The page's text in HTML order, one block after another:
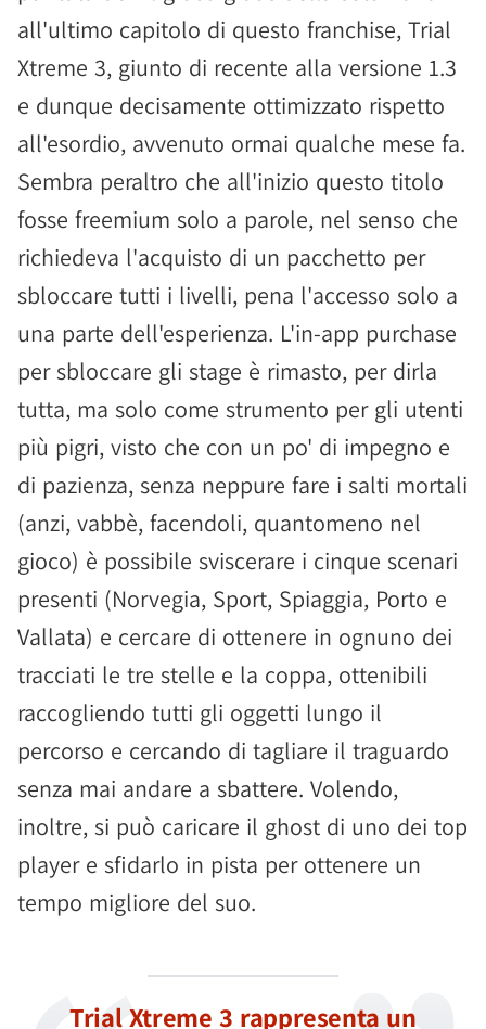
all'ultimo capitolo di questo franchise, Trial
Xtreme 3, giunto di recente alla versione 1.3
e dunque decisamente ottimizzato rispetto
all'esordio, avvenuto ormai qualche mese fa.
Sembra peraltro che all'inizio questo titolo
fosse freemium solo a parole, nel senso che
richiedeva l'acquisto di un pacchetto per
sbloccare tutti i livelli, pena l'accesso solo a
una parte dell'esperienza. L'in-app purchase
per sbloccare gli stage è rimasto, per dirla
tutta, ma solo come strumento per gli utenti
più pigri, visto che con un po' di impegno e
di pazienza, senza neppure fare i salti mortali
(anzi, vabbè, facendoli, quantomeno nel
gioco) è possibile sviscerare i cinque scenari
presenti (Norvegia, Sport, Spiaggia, Porto e
Vallata) e cercare di ottenere in ognuno dei
tracciati le tre stelle e la coppa, ottenibili
raccogliendo tutti gli oggetti lungo il
percorso e cercando di tagliare il traguardo
senza mai andare a sbattere. Volendo,
inoltre, si può caricare il ghost di uno dei top
player e sfidarlo in pista per ottenere un
tempo migliore del suo.
Trial Xtreme 3 rappresenta un